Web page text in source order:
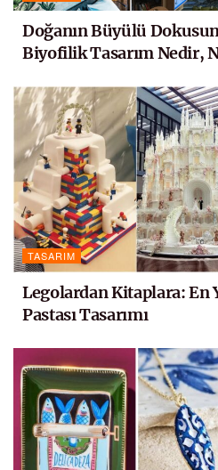
Doğanın Büyülü
Biyofilik Tasarım Nedir,
TASARIM
Legolardan Kitaplara: En
Pastası Tasarımı